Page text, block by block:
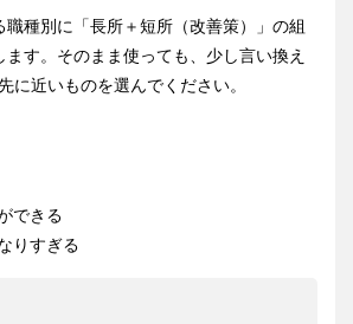
職種別に「長所＋短所（改善策）」の組
す。そのまま使っても、少し言い換え
に近いものを選んでください。
できる
りすぎる